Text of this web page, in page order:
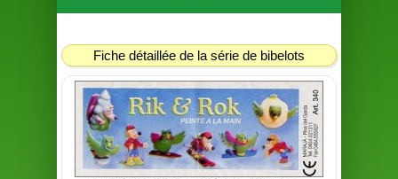
Fiche détaillée de la série de bibelots